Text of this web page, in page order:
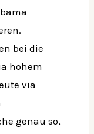
bei die
hohem
via
genau so,